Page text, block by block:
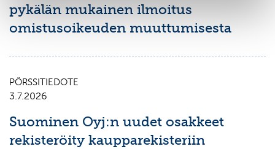
pykälän mukainen ilmoitus
omistusoikeuden muuttumisesta
PÖRSSITIEDOTE
3.7.2026
Suominen Oyj:n uudet osakkeet
rekisteröity kaupparekisteriin